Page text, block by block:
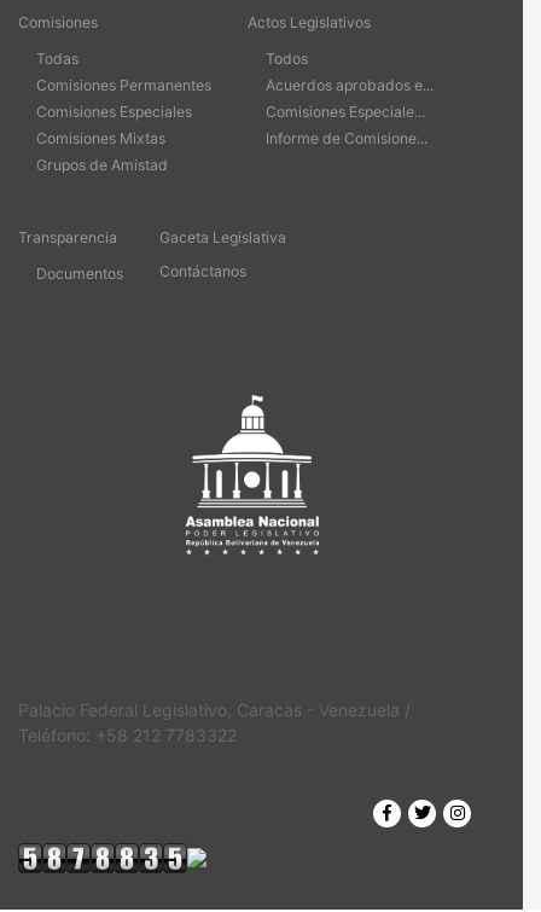
Comisiones
Todas
Comisiones Permanentes
Comisiones Especiales
Comisiones Mixtas
Grupos de Amistad
Actos Legislativos
Todos
Acuerdos aprobados e...
Comisiones Especiale...
Informe de Comisione...
Transparencia
Documentos
Gaceta Legislativa
Contáctanos
Palacio Federal Legislativo, Caracas - Venezuela /
Teléfono: +58 212 7783322